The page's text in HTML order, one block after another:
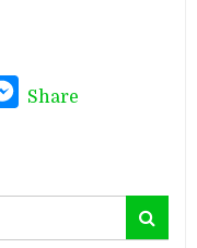
Messenger
Share
Search